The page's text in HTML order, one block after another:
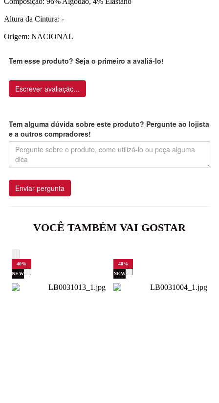
Altura da Cintura: -
Origem: NACIONAL
Tem esse produto? Seja o primeiro a avaliá-lo!
Escrever avaliação...
Tem alguma dúvida sobre este produto? Pergunte ao lojista
e a outros compradores!
Enviar pergunta
VOCÊ TAMBÉM VAI GOSTAR
40%
NEW
40%
NEW